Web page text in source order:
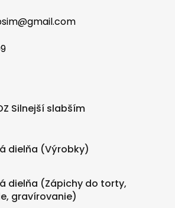
@gmail.com
Silnejší slabším
dielňa (Výrobky)
dielňa (Zápichy do torty,
gravírovanie)